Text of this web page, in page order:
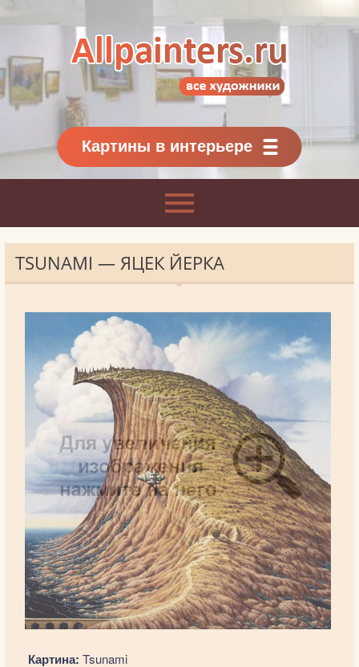
Картины классиков
и современников
Картины в интерьере
TSUNAMI — ЯЦЕК ЙЕРКА
Картина: Tsunami